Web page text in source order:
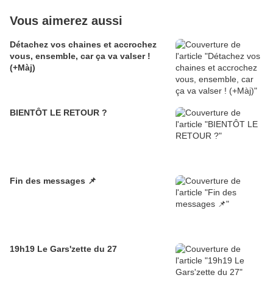
Vous aimerez aussi
Détachez vos chaines et accrochez
vous, ensemble, car ça va valser !
(+Màj)
BIENTÔT LE RETOUR ?
Fin des messages 📌
19h19 Le Gars'zette du 27